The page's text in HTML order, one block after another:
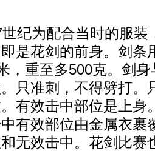
为配合当时的服装
是花剑的前身。剑条
，重至多500克。剑
只准刺，不得劈打。
有效击中部位是上身
有效部位由金属衣裹
无效击中。花剑比赛